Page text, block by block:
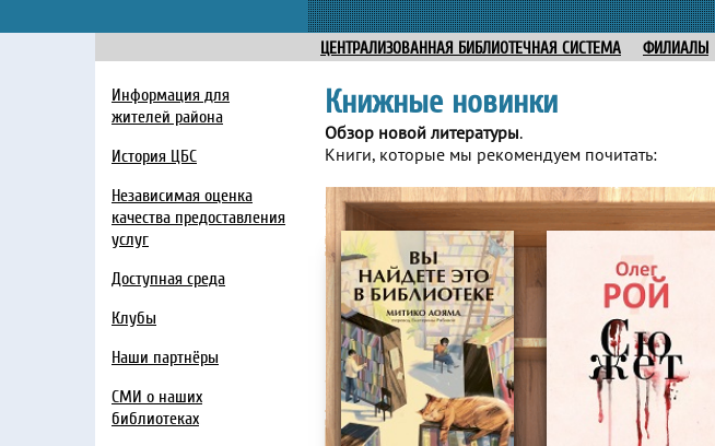
ЦЕНТРАЛИЗОВАННАЯ БИБЛИОТЕЧНАЯ СИСТЕМА ФИЛИАЛЫ
Информация для
жителей района
История ЦБС
Независимая оценка
качества предоставления
услуг
Доступная среда
Клубы
Наши партнёры
СМИ о наших
библиотеках
Книжные новинки
Обзор новой литературы.
Книги, которые мы рекомендуем почитать: